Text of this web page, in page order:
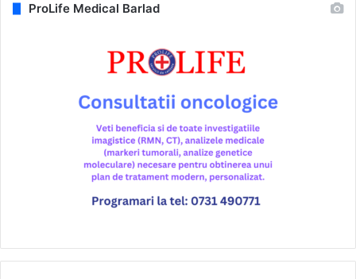
ProLife Medical Barlad